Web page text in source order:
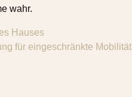
wahr.
Hauses
für eingeschränkte Mobilität